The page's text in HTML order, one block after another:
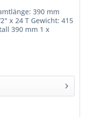
390 mm
x 24 T Gewicht: 415
390 mm 1 x